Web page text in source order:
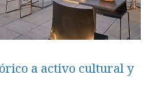
a activo cultural y